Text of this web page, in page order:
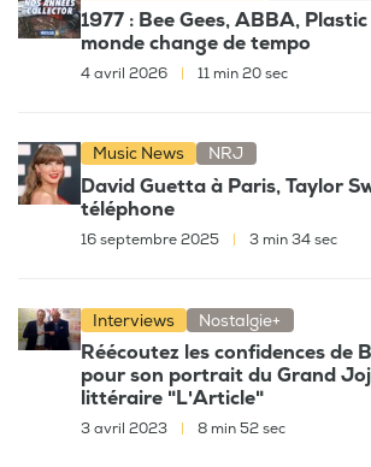
1977 : Bee Gees, ABBA,
monde change de tempo
4 avril 2026 11 min 20 sec
Music News NRJ
David Guetta à Paris, Taylor
téléphone
16 septembre 2025 3 min 34 sec
Interviews Nostalgie+
Réécoutez les confidences de
pour son portrait du Grand
littéraire "L'Article"
3 avril 2023 | 8 min 52 sec